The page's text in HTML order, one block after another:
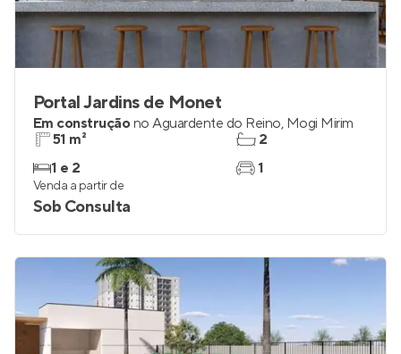
Portal Jardins de Monet
Em construçãono Aguardente do Reino, Mogi Mirim
51 m²
1 e 2
2
1
Venda a partir de
Sob Consulta